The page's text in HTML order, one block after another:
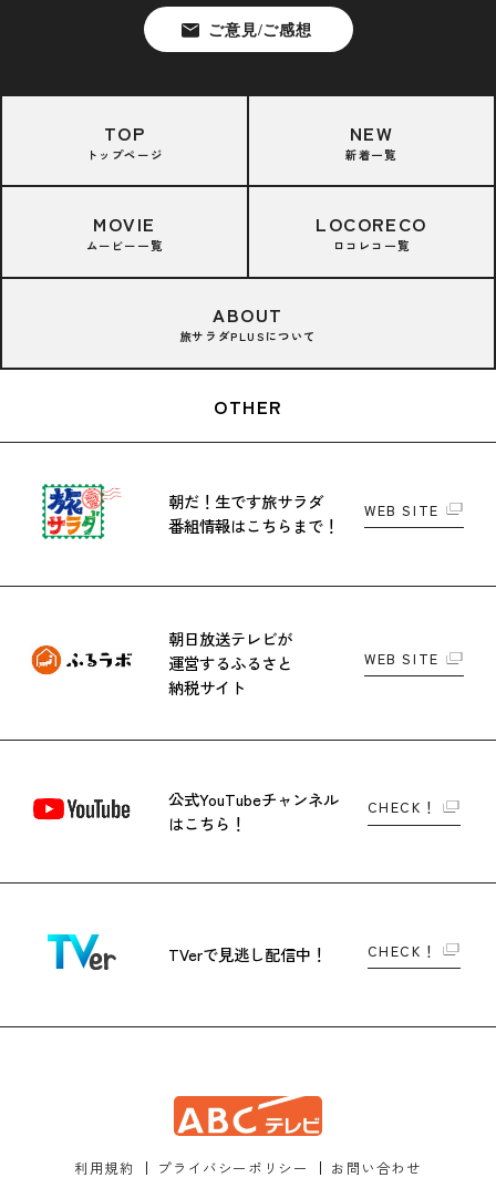
TOP
トップページ
NEW
新着一覧
MOVIE
ムービー一覧
LOCORECO
ロコレコ一覧
ABOUT
旅サラダPLUSについて
OTHER
朝だ！生です旅サラダ
番組情報はこちらまで！
WEB SITE
朝日放送テレビが
運営するふるさと
納税サイト
WEB SITE
公式YouTubeチャンネル
はこちら！
CHECK！
TVerで見逃し配信中！ CHECK！
利用規約 プライバシーポリシー お問い合わせ